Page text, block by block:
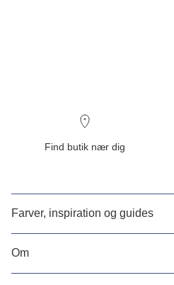
Find butik nær dig
Farver, inspiration og guides
Om